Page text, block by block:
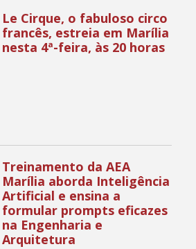
Le Cirque, o fabuloso circo
francês, estreia em Marília
nesta 4ª-feira, às 20 horas
Treinamento da AEA
Marília aborda Inteligência
Artificial e ensina a
formular prompts eficazes
na Engenharia e
Arquitetura